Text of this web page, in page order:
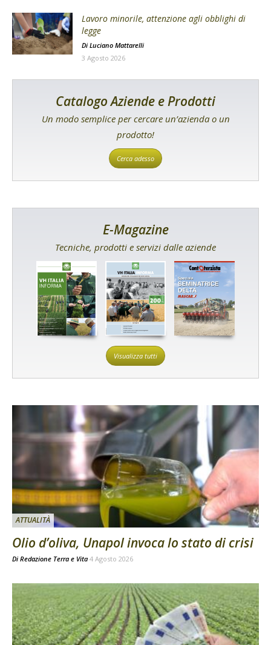
Lavoro minorile, attenzione agli obblighi di
legge
Di Luciano Mattarelli
3 Agosto 2026
Catalogo Aziende e Prodotti
Un modo semplice per cercare un’azienda o un
prodotto!
Cerca adesso
E-Magazine
Tecniche, prodotti e servizi dalle aziende
Visualizza tutti
ATTUALITÀ
Olio d’oliva, Unapol invoca lo stato di crisi
Di Redazione Terra e Vita 4 Agosto 2026